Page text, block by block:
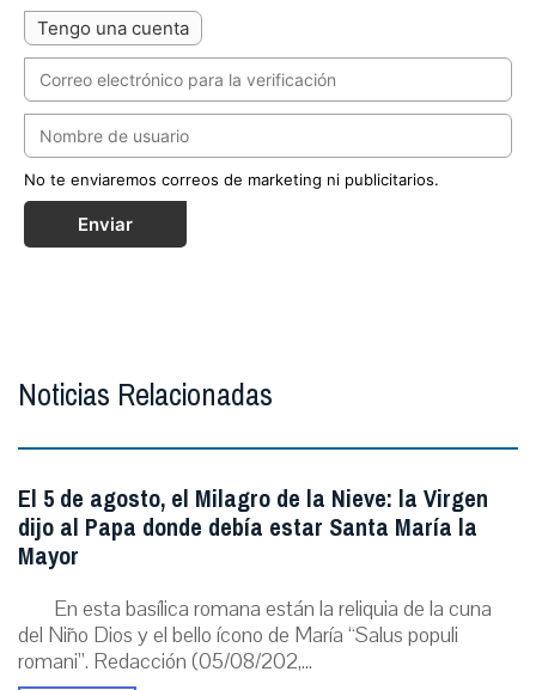
Tengo una cuenta
No te enviaremos correos de marketing ni publicitarios.
Enviar
Noticias Relacionadas
El 5 de agosto, el Milagro de la Nieve: la Virgen
dijo al Papa donde debía estar Santa María la
Mayor
En esta basílica romana están la reliquia de la cuna
del Niño Dios y el bello ícono de María “Salus populi
romani”. Redacción (05/08/202,...